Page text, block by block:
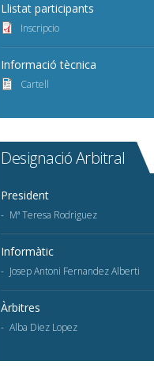
Llistat participants
Inscripcio
Informació tècnica
Cartell
Designació Arbitral
President
Mª Teresa Rodriguez
Informàtic
Josep Antoni Fernandez Alberti
Àrbitres
Alba Diez Lopez